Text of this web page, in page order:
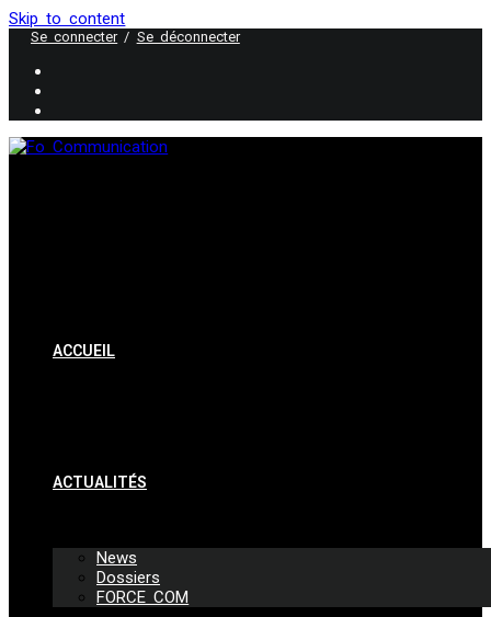
Skip to content
Se connecter/ Se déconnecter
ACCUEIL
ACTUALITÉS
News
Dossiers
FORCE COM